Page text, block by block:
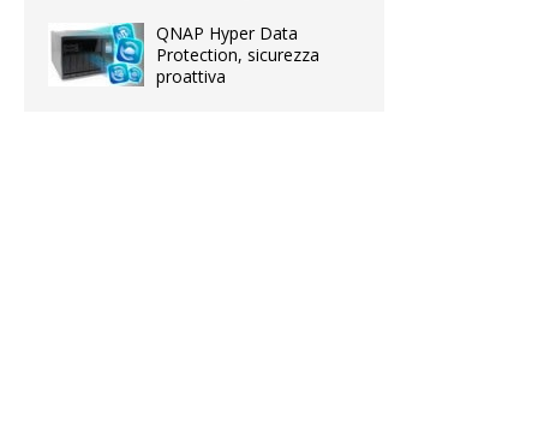
QNAP Hyper Data
Protection, sicurezza
proattiva